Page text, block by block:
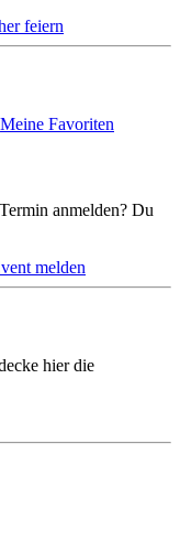
feiern
Meine Favoriten
anmelden? Du
melden
hier die